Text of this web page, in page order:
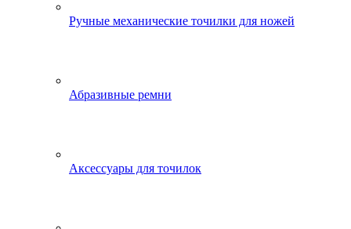
Ручные механические точилки для ножей
Абразивные ремни
Аксессуары для точилок